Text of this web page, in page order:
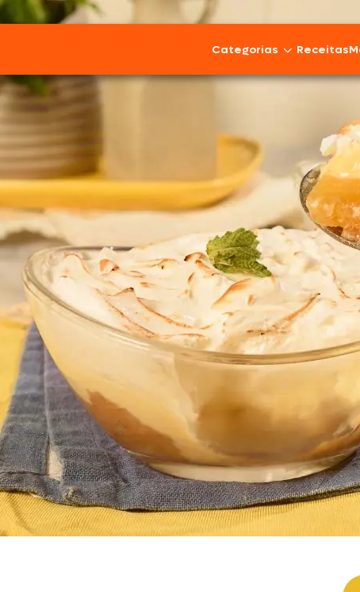
Categorias
Cordeiro
Carnes Suínas
Frios e Embutidos
Peixes e Frutos do
100% Vegetal
Doces, Bolos e
Pães e Massas
Entrevistas
Receitas